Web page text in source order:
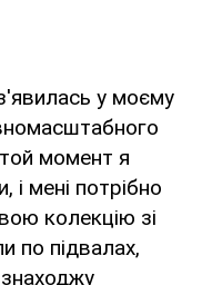
у моєму
момент я
і мені потрібно
колекцію зі
по підвалах,